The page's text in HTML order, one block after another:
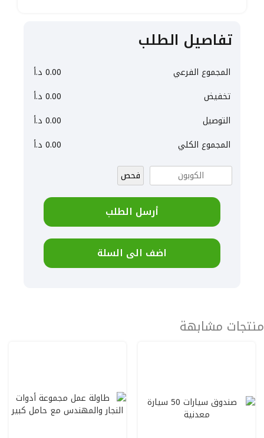
تفاصيل الطلب
المجموع الفرعي 0.00 د.أ
تخفيض
0.00 د.أ
التوصيل
0.00 د.أ
المجموع الكلي
0.00 د.أ
فحص
أرسل الطلب
اضف الى السلة
منتجات مشابهة